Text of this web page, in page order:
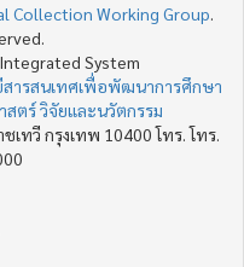
Collection Working Group
System
สารสนเทศเพื่อพัฒนาการศึกษา
ตร์ วิจัยและนวัตกรรม
ทวี กรุงเทพ 10400 โทร. โทร.